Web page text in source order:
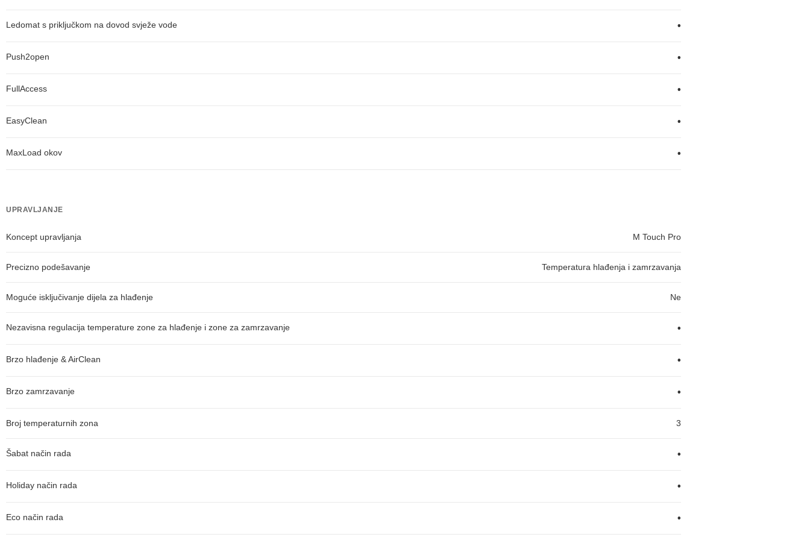
Ledomat s priključkom na dovod svježe vode •
Push2open •
FullAccess •
EasyClean •
MaxLoad okov •
UPRAVLJANJE
Koncept upravljanja M Touch Pro
Precizno podešavanje Temperatura hlađenja i zamrzavanja
Moguće isključivanje dijela za hlađenje Ne
Nezavisna regulacija temperature zone za hlađenje i zone za zamrzavanje •
Brzo hlađenje & AirClean •
Brzo zamrzavanje •
Broj temperaturnih zona 3
Šabat način rada •
Holiday način rada •
Eco način rada •